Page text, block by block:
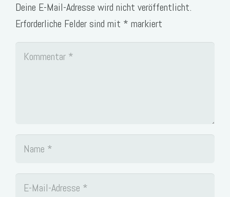
Deine E-Mail-Adresse wird nicht veröffentlicht.
Erforderliche Felder sind mit * markiert